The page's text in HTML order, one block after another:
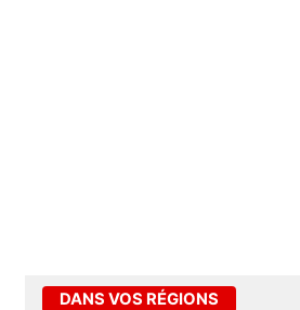
DANS VOS RÉGIONS